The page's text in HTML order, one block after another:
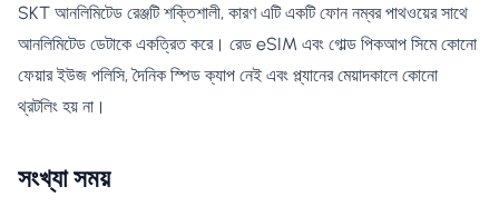
SKT আনলিমিটেড রেঞ্জটি শক্তিশালী, কারণ এটি একটি ফোন নম্বর পাথওয়ের সাথে
আনলিমিটেড ডেটাকে একত্রিত করে। রেড eSIM এবং গোল্ড পিকআপ সিমে কোনো
ফেয়ার ইউজ পলিসি, দৈনিক স্পিড ক্যাপ নেই এবং প্ল্যানের মেয়াদকালে কোনো
থ্রটলিং হয় না।
সংখ্যা সময়